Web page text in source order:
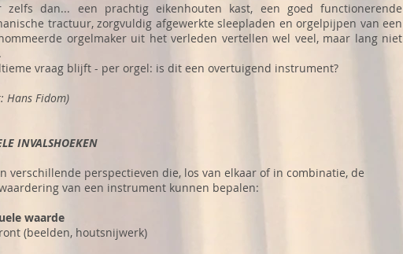
zelfs dan... een prachtig eikenhouten kast, een goed functionerende
tractuur, zorgvuldig afgewerkte sleepladen en orgelpijpen van een
orgelmaker uit het verleden vertellen wel veel, maar lang niet
vraag blijft - per orgel: is dit een overtuigend instrument?
Hans Fidom)
INVALSHOEKEN
verschillende perspectieven die, los van elkaar of in combinatie, de
van een instrument kunnen bepalen:
waarde
(beelden, houtsnijwerk)